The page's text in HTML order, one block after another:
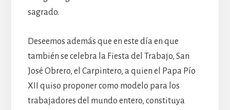
sagrado.
Deseemos además que en este día en que
también se celebra la Fiesta del Trabajo, San
José Obrero, el Carpintero, a quien el Papa Pío
XII quiso proponer como modelo para los
trabajadores del mundo entero, constituya